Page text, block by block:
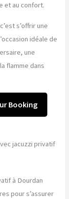
et au confort.
s’offrir une
idéale de
une
flamme dans
Booking
jacuzzi privatif
à Dourdan
pour s’assurer